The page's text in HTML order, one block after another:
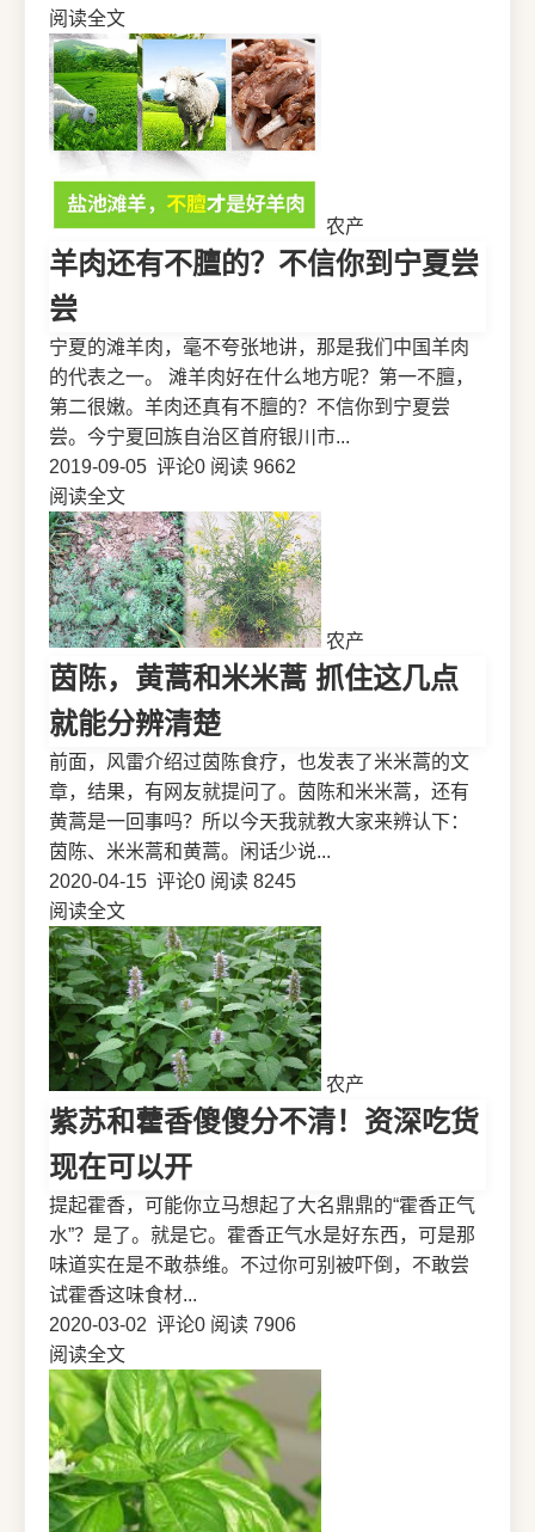
阅读全文
农产
羊肉还有不膻的？不信你到宁夏尝
尝
宁夏的滩羊肉，毫不夸张地讲，那是我们中国羊肉
的代表之一。 滩羊肉好在什么地方呢？第一不膻，
第二很嫩。羊肉还真有不膻的？不信你到宁夏尝
尝。今宁夏回族自治区首府银川市...
2019-09-05 评论0 阅读 9662
阅读全文
农产
茵陈，黄蒿和米米蒿 抓住这几点
就能分辨清楚
前面，风雷介绍过茵陈食疗，也发表了米米蒿的文
章，结果，有网友就提问了。茵陈和米米蒿，还有
黄蒿是一回事吗？所以今天我就教大家来辨认下：
茵陈、米米蒿和黄蒿。闲话少说...
2020-04-15 评论0 阅读 8245
阅读全文
农产
紫苏和藿香傻傻分不清！资深吃货
现在可以开
提起霍香，可能你立马想起了大名鼎鼎的“霍香正气
水”？是了。就是它。霍香正气水是好东西，可是那
味道实在是不敢恭维。不过你可别被吓倒，不敢尝
试霍香这味食材...
2020-03-02 评论0 阅读 7906
阅读全文